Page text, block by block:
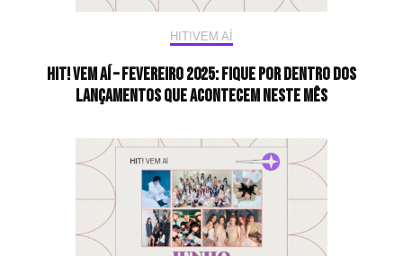
HIT!VEM AÍ
HIT! Vem aí – Fevereiro 2025: Fique por dentro dos
lançamentos que acontecem neste mês